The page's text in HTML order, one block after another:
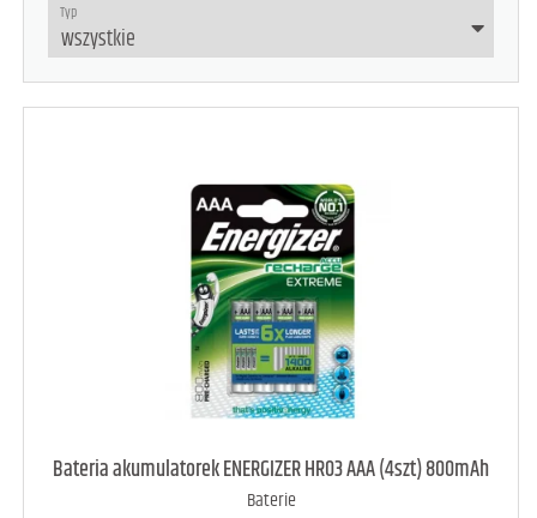
Typ
Bateria akumulatorek ENERGIZER HR03 AAA (4szt) 800mAh
Baterie